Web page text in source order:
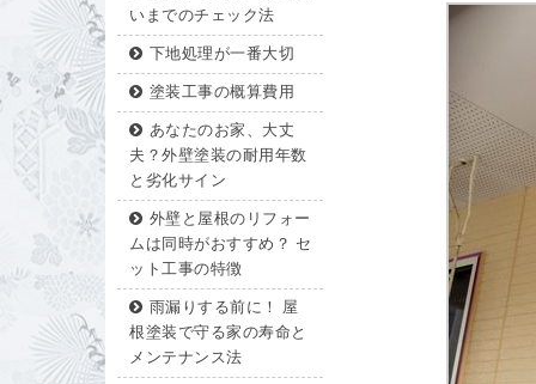
いまでのチェック法
下地処理が一番大切
塗装工事の概算費用
あなたのお家、大丈
夫？外壁塗装の耐用年数
と劣化サイン
外壁と屋根のリフォー
ムは同時がおすすめ？ セ
ット工事の特徴
雨漏りする前に！ 屋
根塗装で守る家の寿命と
メンテナンス法